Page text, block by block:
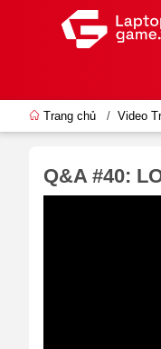
Trang chủ / Video
Q&A #40: